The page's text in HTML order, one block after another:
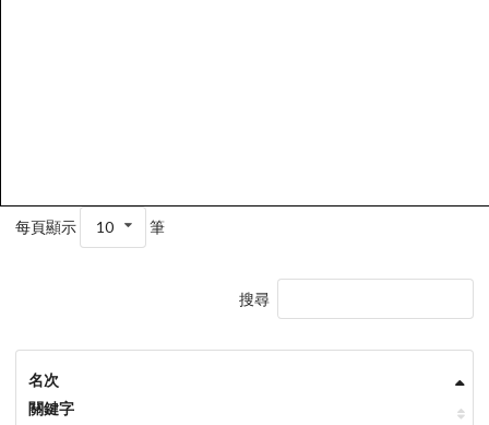
每頁顯示 10 筆
搜尋
名次
關鍵字